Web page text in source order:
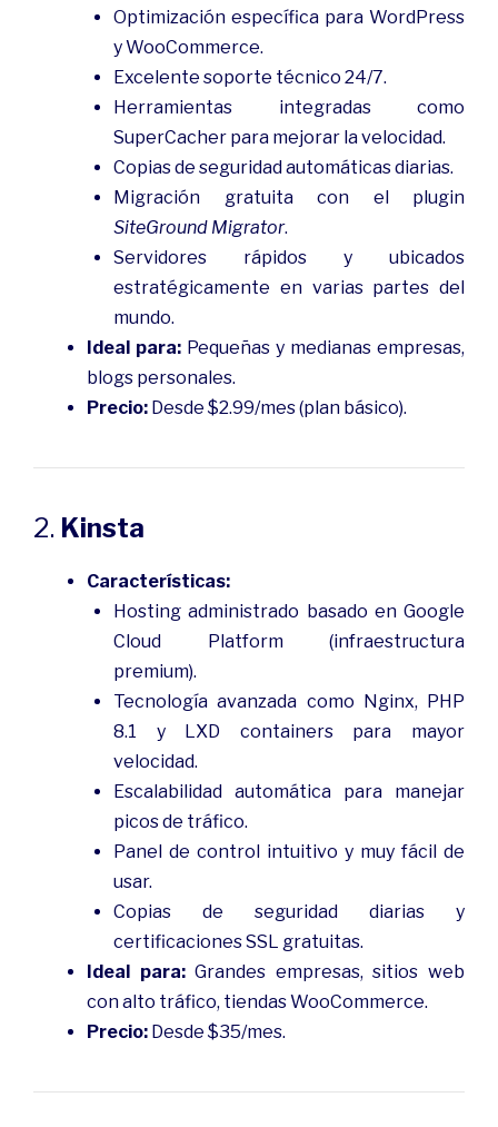
Optimización específica para WordPress
y WooCommerce.
Excelente soporte técnico 24/7.
Herramientas integradas como
SuperCacher para mejorar la velocidad.
Copias de seguridad automáticas diarias.
Migración gratuita con el plugin
SiteGround Migrator.
Servidores rápidos y ubicados
estratégicamente en varias partes del
mundo.
Ideal para: Pequeñas y medianas empresas,
blogs personales.
Precio: Desde $2.99/mes (plan básico).
2. Kinsta
Características:
Hosting administrado basado en Google
Cloud Platform (infraestructura
premium).
Tecnología avanzada como Nginx, PHP
8.1 y LXD containers para mayor
velocidad.
Escalabilidad automática para manejar
picos de tráfico.
Panel de control intuitivo y muy fácil de
usar.
Copias de seguridad diarias y
certificaciones SSL gratuitas.
Ideal para:Grandes empresas, sitios web
con alto tráfico, tiendas WooCommerce.
Precio: Desde $35/mes.